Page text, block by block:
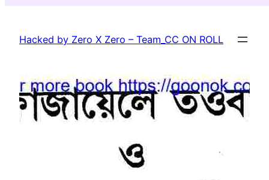
content
Hacked by Zero X Zero – Team_CC ON ROLL